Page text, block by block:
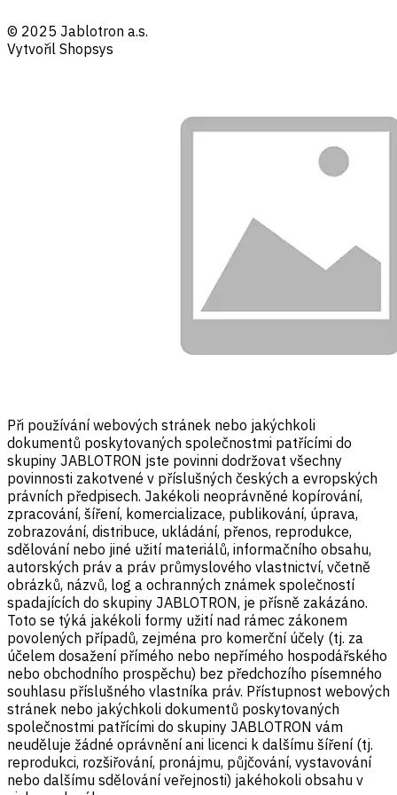
© 2025 Jablotron a.s.
Vytvořil Shopsys
Při používání webových stránek nebo jakýchkoli
dokumentů poskytovaných společnostmi patřícími do
skupiny JABLOTRON jste povinni dodržovat všechny
povinnosti zakotvené v příslušných českých a evropských
právních předpisech. Jakékoli neoprávněné kopírování,
zpracování, šíření, komercializace, publikování, úprava,
zobrazování, distribuce, ukládání, přenos, reprodukce,
sdělování nebo jiné užití materiálů, informačního obsahu,
autorských práv a práv průmyslového vlastnictví, včetně
obrázků, názvů, log a ochranných známek společností
spadajících do skupiny JABLOTRON, je přísně zakázáno.
Toto se týká jakékoli formy užití nad rámec zákonem
povolených případů, zejména pro komerční účely (tj. za
účelem dosažení přímého nebo nepřímého hospodářského
nebo obchodního prospěchu) bez předchozího písemného
souhlasu příslušného vlastníka práv. Přístupnost webových
stránek nebo jakýchkoli dokumentů poskytovaných
společnostmi patřícími do skupiny JABLOTRON vám
neuděluje žádné oprávnění ani licenci k dalšímu šíření (tj.
reprodukci, rozšiřování, pronájmu, půjčování, vystavování
nebo dalšímu sdělování veřejnosti) jakéhokoli obsahu v